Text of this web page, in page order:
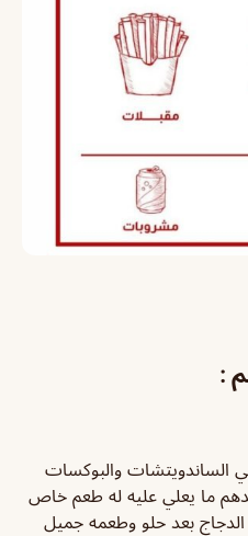
:
الساندويتشات والبوكسات
ما يعلي عليه له طعم خاص
بعد حلو وطعمه جميل